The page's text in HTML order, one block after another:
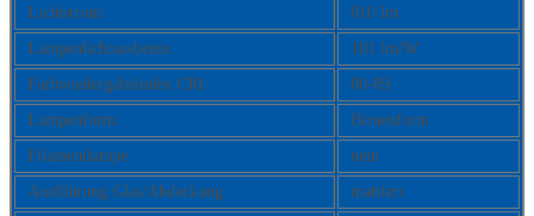
Lichtstrom:
810 lm
Lampenlichtausbeute:
101 lm/W
Farbwiedergabeindex CRI:
80-89
Lampenform:
Birnenform
Filamentlampe:
nein
Ausführung Glas/Abdeckung:
mattiert